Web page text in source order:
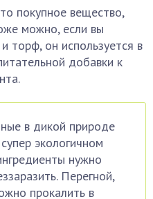
покупное вещество,
можно, если вы
торф, он используется в
добавки к
в дикой природе
экологичном
нужно
Перегной,
прокалить в